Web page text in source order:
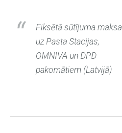
Fiksētā sūtījuma maksa
uz Pasta Stacijas,
OMNIVA un DPD
pakomātiem (Latvijā)